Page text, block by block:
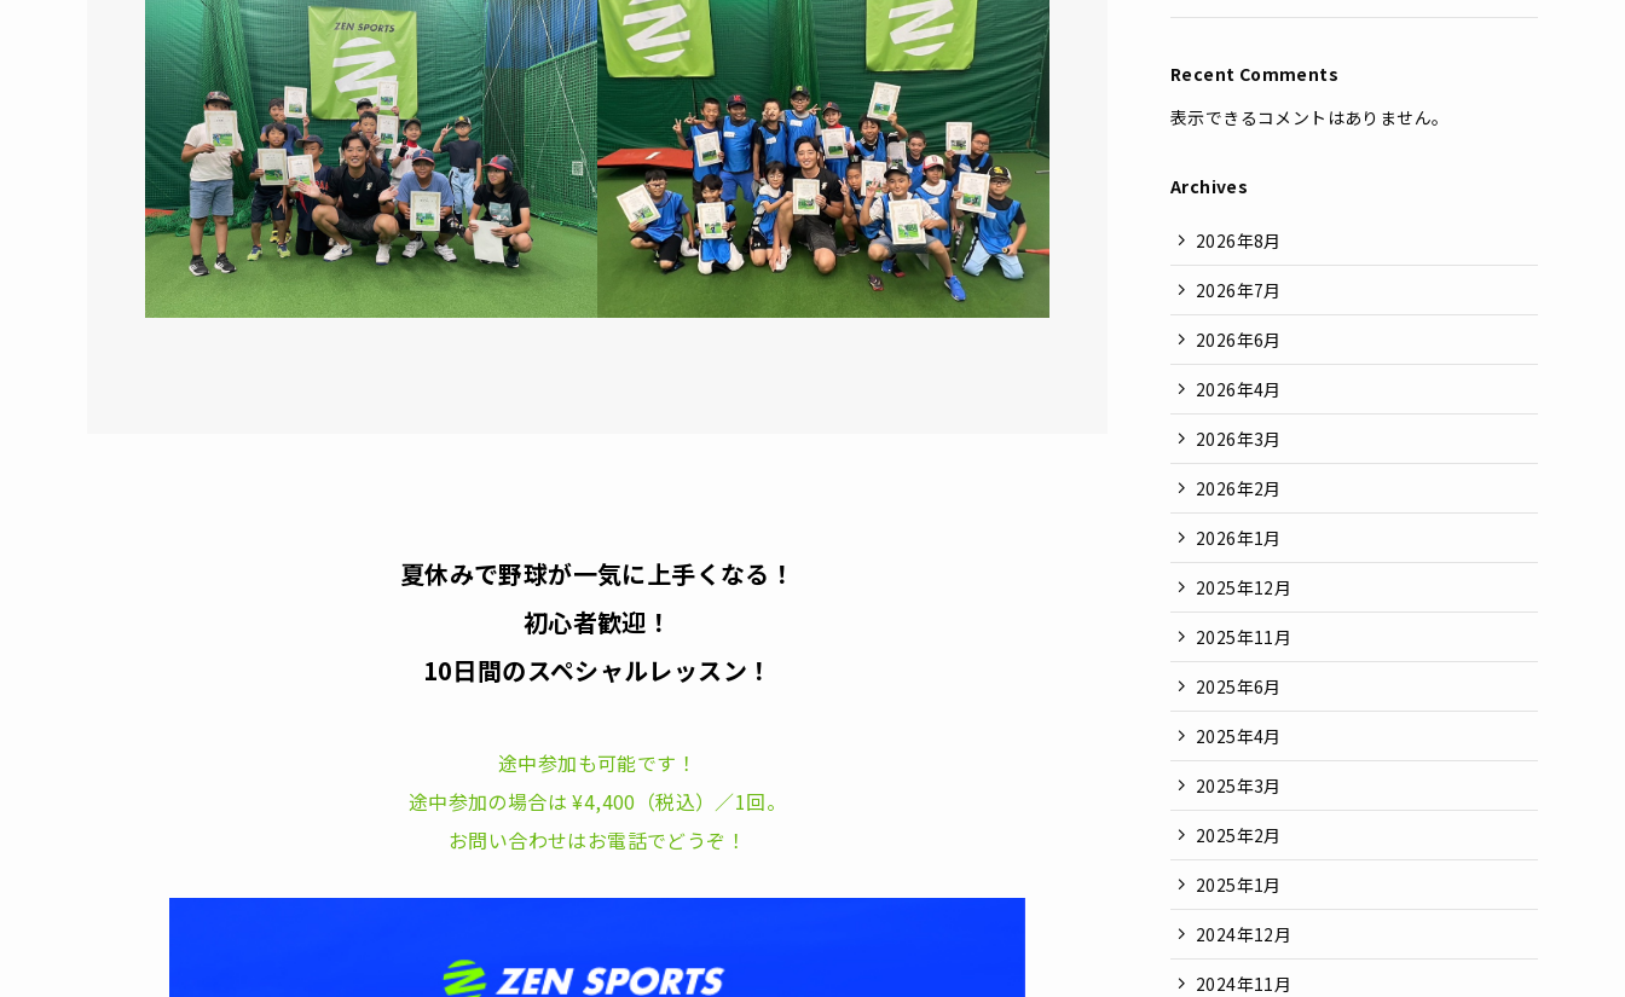
夏休みで野球が一気に上手くなる！
初心者歓迎！
10日間のスペシャルレッスン！
途中参加も可能です！
途中参加の場合は ¥4,400（税込）／1回。
お問い合わせはお電話でどうぞ！
Recent Comments
表示できるコメントはありません。
Archives
2026年8月
2026年7月
2026年6月
2026年4月
2026年3月
2026年2月
2026年1月
2025年12月
2025年11月
2025年6月
2025年4月
2025年3月
2025年2月
2025年1月
2024年12月
2024年11月